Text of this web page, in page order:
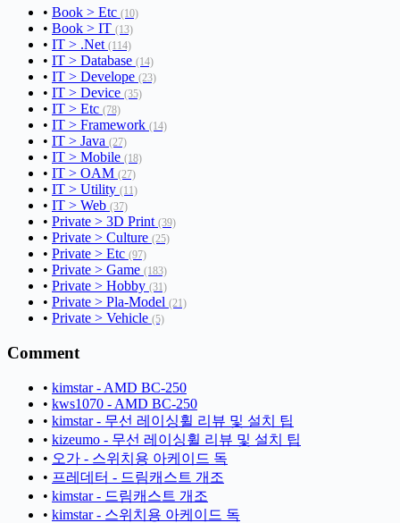
• Book > Etc (10)
• Book > IT (13)
• IT > .Net (114)
• IT > Database (14)
• IT > Develope (23)
• IT > Device (35)
• IT > Etc (78)
• IT > Framework (14)
• IT > Java (27)
• IT > Mobile (18)
• IT > OAM (27)
• IT > Utility (11)
• IT > Web (37)
• Private > 3D Print (39)
• Private > Culture (25)
• Private > Etc (97)
• Private > Game (183)
• Private > Hobby (31)
• Private > Pla-Model (21)
• Private > Vehicle (5)
Comment
• kimstar - AMD BC-250
• kws1070 - AMD BC-250
• kimstar - 무선 레이싱휠 리뷰 및 설치 팁
• kizeumo - 무선 레이싱휠 리뷰 및 설치 팁
• 오가 - 스위치용 아케이드 독
• 프레데터 - 드림캐스트 개조
• kimstar - 드림캐스트 개조
• kimstar - 스위치용 아케이드 독